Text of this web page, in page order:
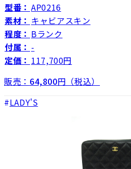
型番： AP0216
素材： キャビアスキン
程度： Bランク
付属： -
定価： 117,700円
販売： 64,800円（税込）
LADY'S